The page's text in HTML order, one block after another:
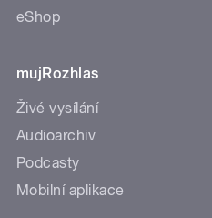
eShop
mujRozhlas
Živé vysílání
Audioarchiv
Podcasty
Mobilní aplikace